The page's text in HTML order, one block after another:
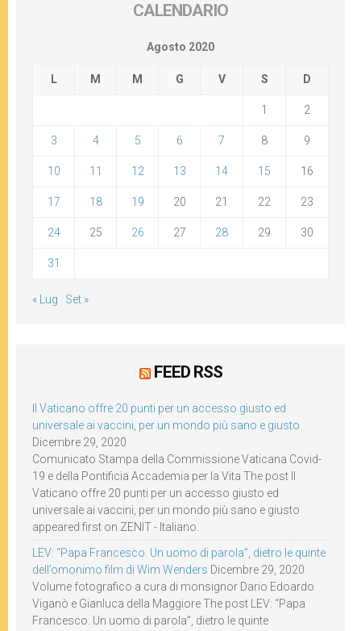
CALENDARIO
Agosto 2020
L M M G V S D
1 2
3 4 5 6 7 8 9
10 11 12 13 14 15 16
17 18 19 20 21 22 23
24 25 26 27 28 29 30
31
« Lug Set »
FEED RSS
Il Vaticano offre 20 punti per un accesso giusto ed
universale ai vaccini, per un mondo più sano e giusto
Dicembre 29, 2020
Comunicato Stampa della Commissione Vaticana Covid-
19 e della Pontificia Accademia per la Vita The post Il
Vaticano offre 20 punti per un accesso giusto ed
universale ai vaccini, per un mondo più sano e giusto
appeared first on ZENIT - Italiano.
LEV: “Papa Francesco. Un uomo di parola”, dietro le quinte
dell’omonimo film di Wim Wenders Dicembre 29, 2020
Volume fotografico a cura di monsignor Dario Edoardo
Viganò e Gianluca della Maggiore The post LEV: “Papa
Francesco. Un uomo di parola”, dietro le quinte